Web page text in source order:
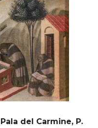
del Carmine, P.